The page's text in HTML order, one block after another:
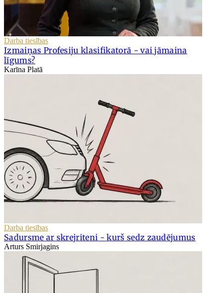
Darba tiesības
Izmaiņas Profesiju klasifikatorā - vai jāmaina
līgums?
Karīna Platā
Darba tiesības
Sadursme ar skrejriteni - kurš sedz zaudējumus
Arturs Smirjagins